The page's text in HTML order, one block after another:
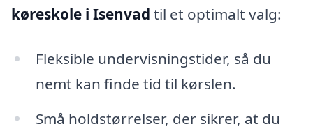
køreskole i Isenvad til et optimalt valg:
Fleksible undervisningstider, så du
nemt kan finde tid til kørslen.
Små holdstørrelser, der sikrer, at du